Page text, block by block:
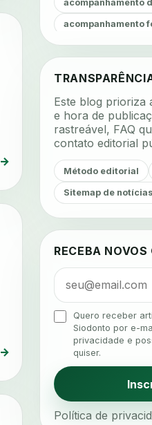
→
→
acompanhamento
acompanhamento
acompanhamento
acustica
adesao
adesao
adesao tratamento
agenda inteligente
agenda
agendamento
agendamento
agendamento
ajuste oclusal
Este blog prioriza
e hora de
rastreável, FAQ
contato editorial
Método editorial
Sitemap de notícias
RECEBA
Quero receber
Siodonto por e-
privacidade e
quiser.
Política de